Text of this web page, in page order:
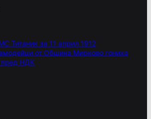
Титаник за 11 април 1912
от Община Мирково гониха
пред НДК